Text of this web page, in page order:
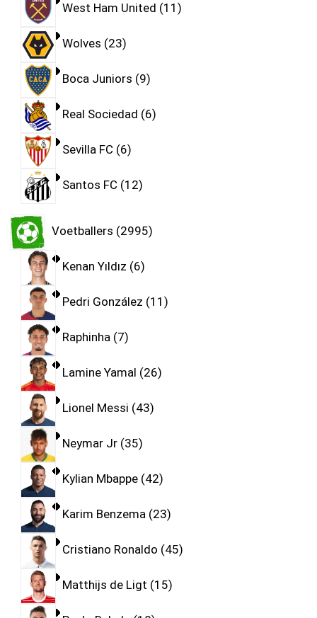
West Ham United 11
Wolves 23
Boca Juniors 9
Real Sociedad 6
Sevilla FC 6
Santos FC 12
Voetballers 2995
Kenan Yıldız 6
Pedri González 11
Raphinha 7
Lamine Yamal 26
Lionel Messi 43
Neymar Jr 35
Kylian Mbappe 42
Karim Benzema 23
Cristiano Ronaldo 45
Matthijs de Ligt 15